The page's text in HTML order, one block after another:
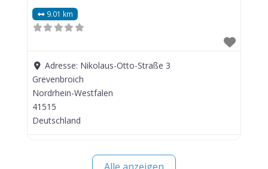
9.01 km
Adresse: Nikolaus-Otto-Straße 3
Grevenbroich
Nordrhein-Westfalen
41515
Deutschland